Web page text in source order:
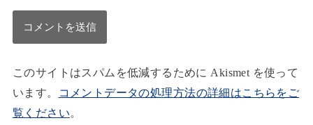
このサイトはスパムを低減するために Akismet を使って
います。
コメントデータの処理方法の詳細はこちらをご
覧ください。